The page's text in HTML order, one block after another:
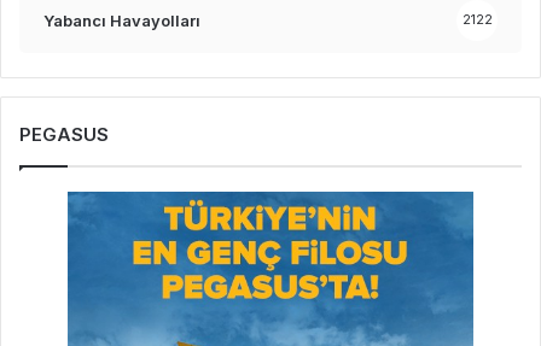
Yabancı Havayolları 2122
PEGASUS